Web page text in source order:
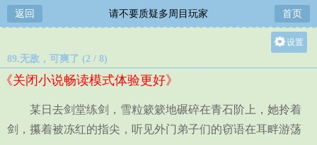
返回 请不要质疑多周目玩家 首页
设置
中
小
89.无敌，可爽了 (2 / 8)
《关闭小说畅读模式体验更好》
某日去剑堂练剑，雪粒簌簌地碾碎在青石阶上，她拎着
剑，攥着被冻红的指尖，听见外门弟子们的窃语在耳畔游荡